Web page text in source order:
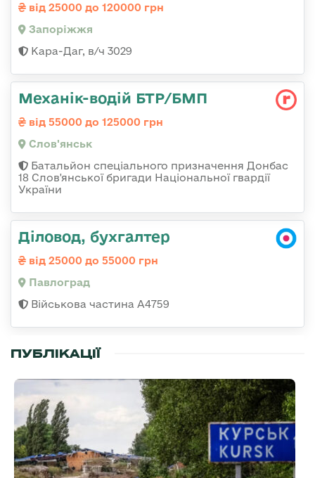
від 25000 до 120000 грн
Запоріжжя
Кара-Даг, в/ч 3029
Механік-водій БТР/БМП
від 55000 до 125000 грн
Слов'янськ
Батальйон спеціального призначення Донбас
18 Слов'янської бригади Національної гвардії
України
Діловод, бухгалтер
від 25000 до 55000 грн
Павлоград
Військова частина А4759
ПУБЛІКАЦІЇ